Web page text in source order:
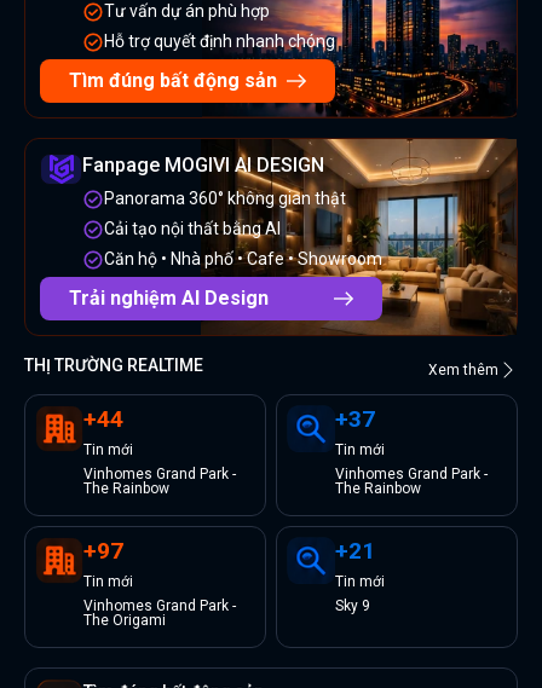
Tư vấn dự án phù hợp
Hỗ trợ quyết định nhanh chóng
Tìm đúng bất động sản
Fanpage MOGIVI AI DESIGN
Panorama 360° không gian thật
Cải tạo nội thất bằng AI
Căn hộ • Nhà phố • Cafe • Showroom
Trải nghiệm AI Design
THỊ TRƯỜNG REALTIME Xem thêm
+44
Tin mới
Vinhomes Grand Park -
The Rainbow
+37
Tin mới
Vinhomes Grand Park -
The Rainbow
+97
Tin mới
Vinhomes Grand Park -
The Origami
+21
Tin mới
Sky 9